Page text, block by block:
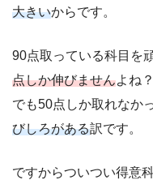
大きいからです。
90点取っている科目を
点しか伸びませんよね？
でも50点しか取れなか
びしろがある訳です。
ですからついつい得意